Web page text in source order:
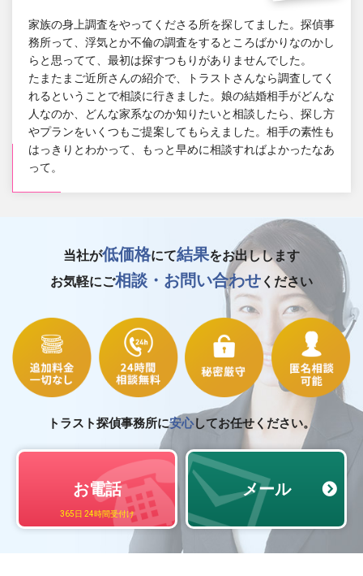
家族の身上調査をやってくださる所を探してました。探偵事
務所って、浮気とか不倫の調査をするところばかりなのかし
らと思ってて、最初は探すつもりがありませんでした。
たまたまご近所さんの紹介で、トラストさんなら調査してく
れるということで相談に行きました。娘の結婚相手がどんな
人なのか、どんな家系なのか知りたいと相談したら、探し方
やプランをいくつもご提案してもらえました。相手の素性も
はっきりとわかって、もっと早めに相談すればよかったなあ
って。
当社が低価格にて結果をお出しします
お気軽にご相談・お問い合わせ ください
トラスト探偵事務所に安心してお任せください。
365日 24時間受付け
お電話 メール